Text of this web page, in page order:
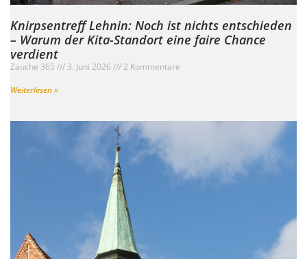
Knirpsentreff Lehnin: Noch ist nichts entschieden
– Warum der Kita-Standort eine faire Chance
verdient
Zauche 365 3. Juni 2026
2 Kommentare
Weiterlesen »